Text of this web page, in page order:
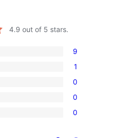
4.9 out of 5 stars.
9
1
0
0
0